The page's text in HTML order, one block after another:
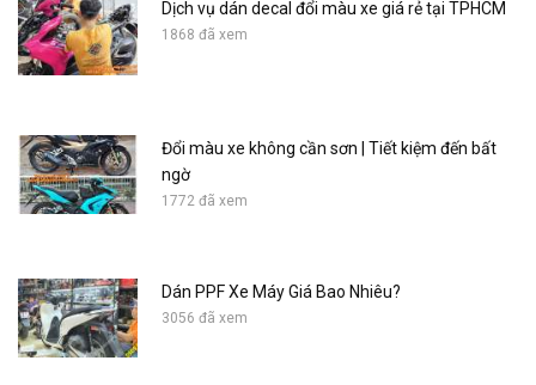
Dịch vụ dán decal đổi màu xe giá rẻ tại TPHCM
1868 đã xem
Đổi màu xe không cần sơn | Tiết kiệm đến bất
ngờ
1772 đã xem
Dán PPF Xe Máy Giá Bao Nhiêu?
3056 đã xem